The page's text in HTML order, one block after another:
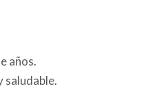
años.
saludable.